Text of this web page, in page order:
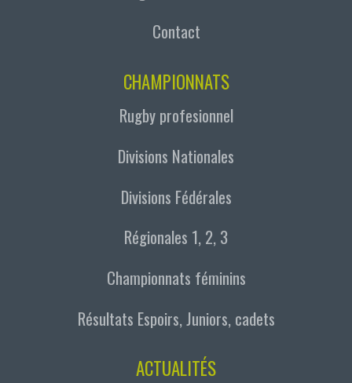
Contact
CHAMPIONNATS
Rugby profesionnel
Divisions Nationales
Divisions Fédérales
Régionales 1, 2, 3
Championnats féminins
Résultats Espoirs, Juniors, cadets
ACTUALITÉS